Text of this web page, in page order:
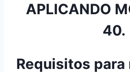
APLICANDO
40.
Requisitos para